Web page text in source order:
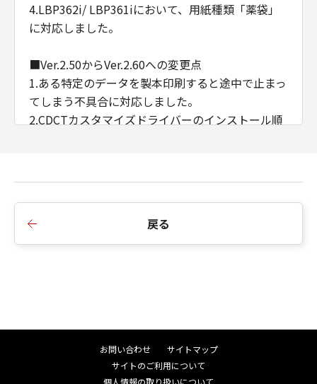
4.LBP362i/ LBP361iにおいて、用紙種類「薬袋」
に対応しました。
■Ver.2.50からVer.2.60への変更点
1.ある特定のデータを製本印刷すると途中で止まっ
てしまう不具合に対応しました。
2.CDCTカスタマイズドライバーのインストール順
1.インストーラーのダイアログ背景画像、アイコン
を変更しました。
5.イメージモード印刷時にオートカラー処理方式を
戻る
お問い合わせ
サイトマップ
サイトのご利用について
個人情報の取り扱いについて